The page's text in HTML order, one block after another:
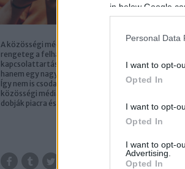
in below Google
Personal Data
I want to opt-
Opted In
I want to opt-
Opted In
I want to opt-
Advertising.
Opted In
A közösségi média már mindennapivá vált,
rengeteg a felhasználó és nem csupán a
kapcsolattartás eszközeként tekinthetünk rá,
hanem egy nagyszerű marketing csatornaként is.
Így nem is csoda, hogy azt is megváltoztatta a
közösségi média tér, a vállalkozások hogyan
dobják piacra és értékesítik…
TOVÁBB